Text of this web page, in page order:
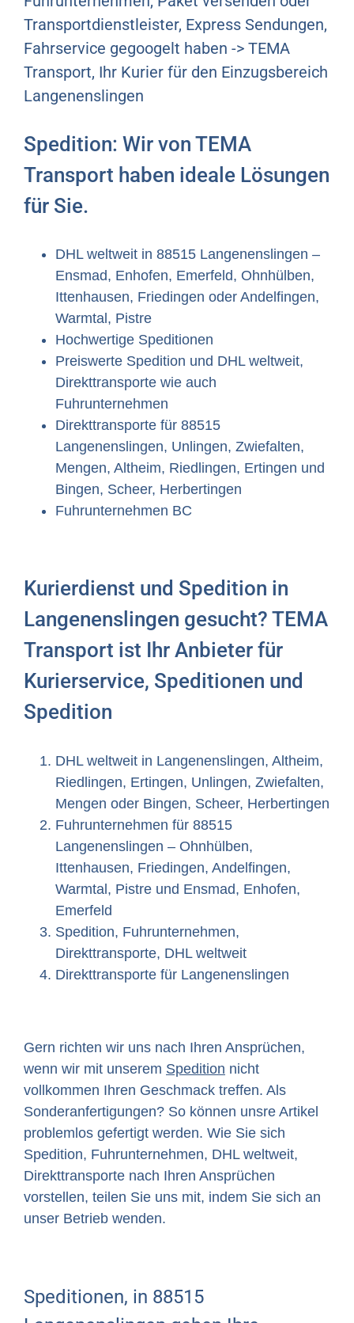
Transportdienstleister, Express Sendungen,
Fahrservice gegoogelt haben -> TEMA
Transport, Ihr Kurier für den Einzugsbereich
Langenenslingen
Spedition: Wir von TEMA
Transport haben ideale Lösungen
für Sie.
DHL weltweit in 88515 Langenenslingen –
Ensmad, Enhofen, Emerfeld, Ohnhülben,
Ittenhausen, Friedingen oder Andelfingen,
Warmtal, Pistre
Hochwertige Speditionen
Preiswerte Spedition und DHL weltweit,
Direkttransporte wie auch
Fuhrunternehmen
Direkttransporte für 88515
Langenenslingen, Unlingen, Zwiefalten,
Mengen, Altheim, Riedlingen, Ertingen und
Bingen, Scheer, Herbertingen
Fuhrunternehmen BC
Kurierdienst und Spedition in
Langenenslingen gesucht? TEMA
Transport ist Ihr Anbieter für
Kurierservice, Speditionen und
Spedition
DHL weltweit in Langenenslingen, Altheim,
Riedlingen, Ertingen, Unlingen, Zwiefalten,
Mengen oder Bingen, Scheer, Herbertingen
Fuhrunternehmen für 88515
Langenenslingen – Ohnhülben,
Ittenhausen, Friedingen, Andelfingen,
Warmtal, Pistre und Ensmad, Enhofen,
Emerfeld
Spedition, Fuhrunternehmen,
Direkttransporte, DHL weltweit
Direkttransporte für Langenenslingen
Gern richten wir uns nach Ihren Ansprüchen,
wenn wir mit unserem Spedition nicht
vollkommen Ihren Geschmack treffen. Als
Sonderanfertigungen? So können unsre Artikel
problemlos gefertigt werden. Wie Sie sich
Spedition, Fuhrunternehmen, DHL weltweit,
Direkttransporte nach Ihren Ansprüchen
vorstellen, teilen Sie uns mit, indem Sie sich an
unser Betrieb wenden.
Speditionen, in 88515